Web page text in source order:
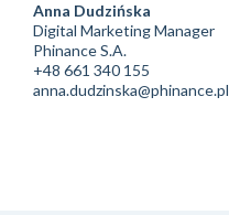
Anna Dudzińska
Digital Marketing Manager
Phinance S.A.
+48 661 340 155
anna.dudzinska@phinance.pl